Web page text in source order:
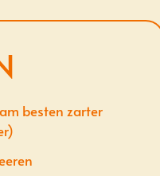
besten zarter